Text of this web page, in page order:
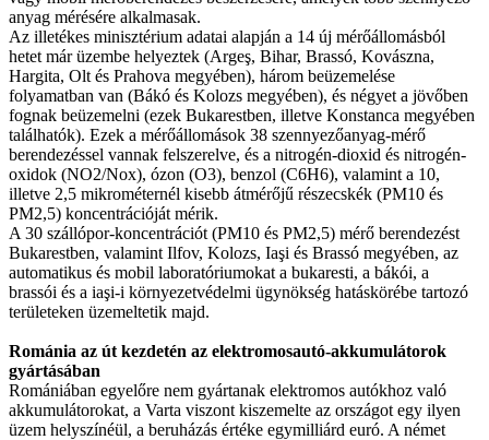
anyag mérésére alkalmasak.
Az illetékes minisztérium adatai alapján a 14 új mérőállomásból
hetet már üzembe helyeztek (Argeş, Bihar, Brassó, Kovászna,
Hargita, Olt és Prahova megyében), három beüzemelése
folyamatban van (Bákó és Kolozs megyében), és négyet a jövőben
fognak beüzemelni (ezek Bukarestben, illetve Konstanca megyében
találhatók). Ezek a mérőállomások 38 szennyezőanyag-mérő
berendezéssel vannak felszerelve, és a nitrogén-dioxid és nitrogén-
oxidok (NO2/Nox), ózon (O3), benzol (C6H6), valamint a 10,
illetve 2,5 mikrométernél kisebb átmérőjű részecskék (PM10 és
PM2,5) koncentrációját mérik.
A 30 szállópor-koncentrációt (PM10 és PM2,5) mérő berendezést
Bukarestben, valamint Ilfov, Kolozs, Iaşi és Brassó megyében, az
automatikus és mobil laboratóriumokat a bukaresti, a bákói, a
brassói és a iaşi-i környezetvédelmi ügynökség hatáskörébe tartozó
területeken üzemeltetik majd.
Románia az út kezdetén az elektromosautó-akkumulátorok
gyártásában
Romániában egyelőre nem gyártanak elektromos autókhoz való
akkumulátorokat, a Varta viszont kiszemelte az országot egy ilyen
üzem helyszínéül, a beruházás értéke egymilliárd euró. A német